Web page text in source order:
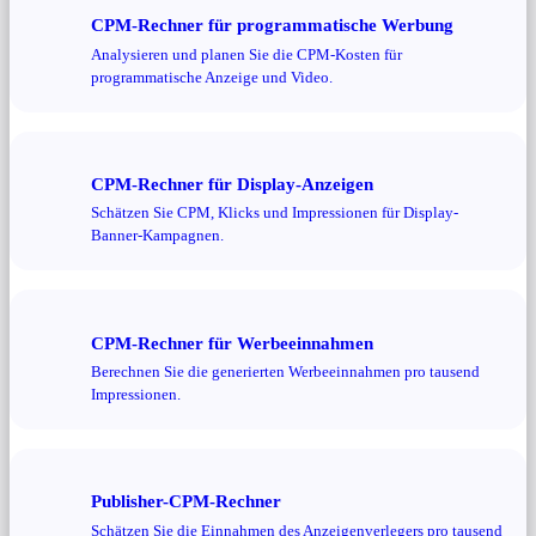
CPM-Rechner für programmatische Werbung
Analysieren und planen Sie die CPM-Kosten für
programmatische Anzeige und Video.
CPM-Rechner für Display-Anzeigen
Schätzen Sie CPM, Klicks und Impressionen für Display-
Banner-Kampagnen.
CPM-Rechner für Werbeeinnahmen
Berechnen Sie die generierten Werbeeinnahmen pro tausend
Impressionen.
Publisher-CPM-Rechner
Schätzen Sie die Einnahmen des Anzeigenverlegers pro tausend